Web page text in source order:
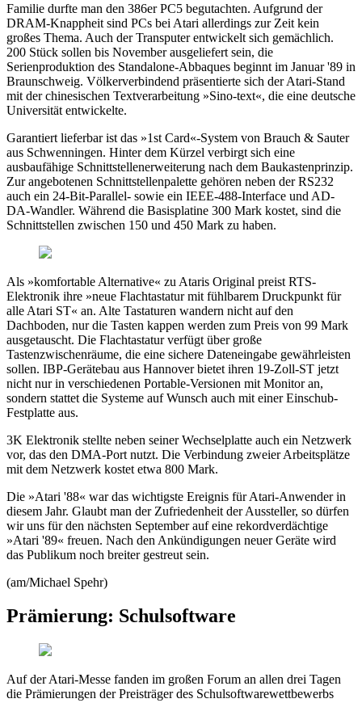
Familie durfte man den 386er PC5 begutachten. Aufgrund der
DRAM-Knappheit sind PCs bei Atari allerdings zur Zeit kein
großes Thema. Auch der Transputer entwickelt sich gemächlich.
200 Stück sollen bis November ausgeliefert sein, die
Serienproduktion des Standalone-Abbaques beginnt im Januar '89 in
Braunschweig. Völkerverbindend präsentierte sich der Atari-Stand
mit der chinesischen Textverarbeitung »Sino-text«, die eine deutsche
Universität entwickelte.
Garantiert lieferbar ist das »1st Card«-System von Brauch & Sauter
aus Schwenningen. Hinter dem Kürzel verbirgt sich eine
ausbaufähige Schnittstellenerweiterung nach dem Baukastenprinzip.
Zur angebotenen Schnittstellenpalette gehören neben der RS232
auch ein 24-Bit-Parallel- sowie ein IEEE-488-Interface und AD-
DA-Wandler. Während die Basisplatine 300 Mark kostet, sind die
Schnittstellen zwischen 150 und 450 Mark zu haben.
Als »komfortable Alternative« zu Ataris Original preist RTS-
Elektronik ihre »neue Flachtastatur mit fühlbarem Druckpunkt für
alle Atari ST« an. Alte Tastaturen wandern nicht auf den
Dachboden, nur die Tasten kappen werden zum Preis von 99 Mark
ausgetauscht. Die Flachtastatur verfügt über große
Tastenzwischenräume, die eine sichere Dateneingabe gewährleisten
sollen. IBP-Gerätebau aus Hannover bietet ihren 19-Zoll-ST jetzt
nicht nur in verschiedenen Portable-Versionen mit Monitor an,
sondern stattet die Systeme auf Wunsch auch mit einer Einschub-
Festplatte aus.
3K Elektronik stellte neben seiner Wechselplatte auch ein Netzwerk
vor, das den DMA-Port nutzt. Die Verbindung zweier Arbeitsplätze
mit dem Netzwerk kostet etwa 800 Mark.
Die »Atari '88« war das wichtigste Ereignis für Atari-Anwender in
diesem Jahr. Glaubt man der Zufriedenheit der Aussteller, so dürfen
wir uns für den nächsten September auf eine rekordverdächtige
»Atari '89« freuen. Nach den Ankündigungen neuer Geräte wird
das Publikum noch breiter gestreut sein.
(am/Michael Spehr)
Prämierung: Schulsoftware
Auf der Atari-Messe fanden im großen Forum an allen drei Tagen
die Prämierungen der Preisträger des Schulsoftwarewettbewerbs